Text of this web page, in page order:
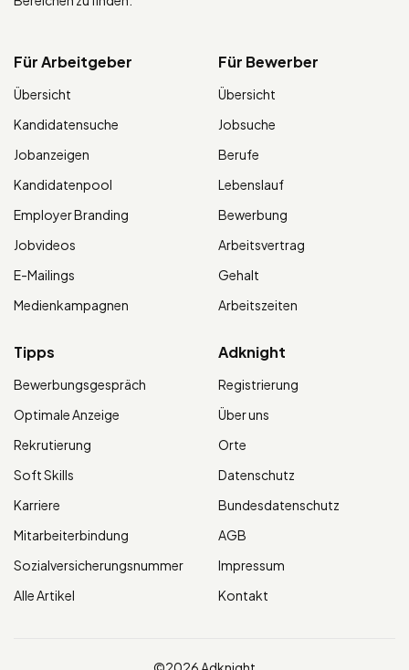
Für Arbeitgeber
Übersicht
Kandidatensuche
Jobanzeigen
Kandidatenpool
Employer Branding
Jobvideos
E-Mailings
Medienkampagnen
Für Bewerber
Übersicht
Jobsuche
Berufe
Lebenslauf
Bewerbung
Arbeitsvertrag
Gehalt
Arbeitszeiten
Tipps
Bewerbungsgespräch
Optimale Anzeige
Rekrutierung
Soft Skills
Karriere
Mitarbeiterbindung
Sozialversicherungsnummer
Alle Artikel
Adknight
Registrierung
Über uns
Orte
Datenschutz
Bundesdatenschutz
AGB
Impressum
Kontakt